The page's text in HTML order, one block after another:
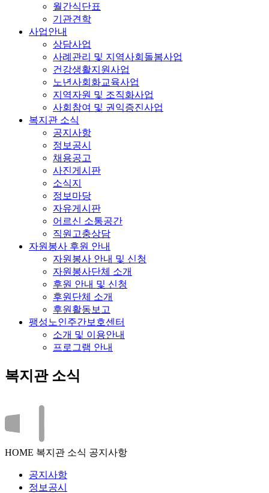
월간식단표
기관견학
사업안내
상담사업
사례관리 및 지역사회돌봄사업
건강생활지원사업
노년사회화교육사업
지역자원 및 조직화사업
사회참여 및 권익증진사업
복지관 소식
공지사항
정보공시
채용공고
사진게시판
소식지
정보마당
자유게시판
어르신 소통공간
직원고충상담
자원봉사 후원 안내
자원봉사 안내 및 신청
자원봉사단체 소개
후원 안내 및 신청
후원단체 소개
후원활동보고
팽성노인주간보호센터
소개 및 이용안내
프로그램 안내
복지관 소식
HOME 복지관 소식 공지사항
공지사항
정보공시